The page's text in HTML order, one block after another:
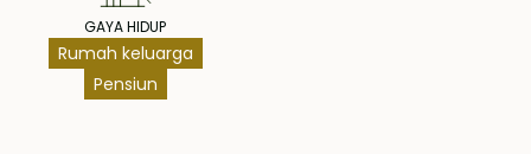
GAYA HIDUP
Rumah keluarga
Pensiun